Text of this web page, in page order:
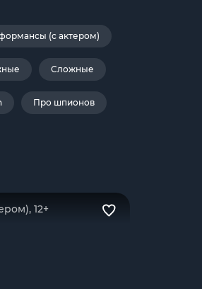
(с актером)
Сложные
Про шпионов
12+